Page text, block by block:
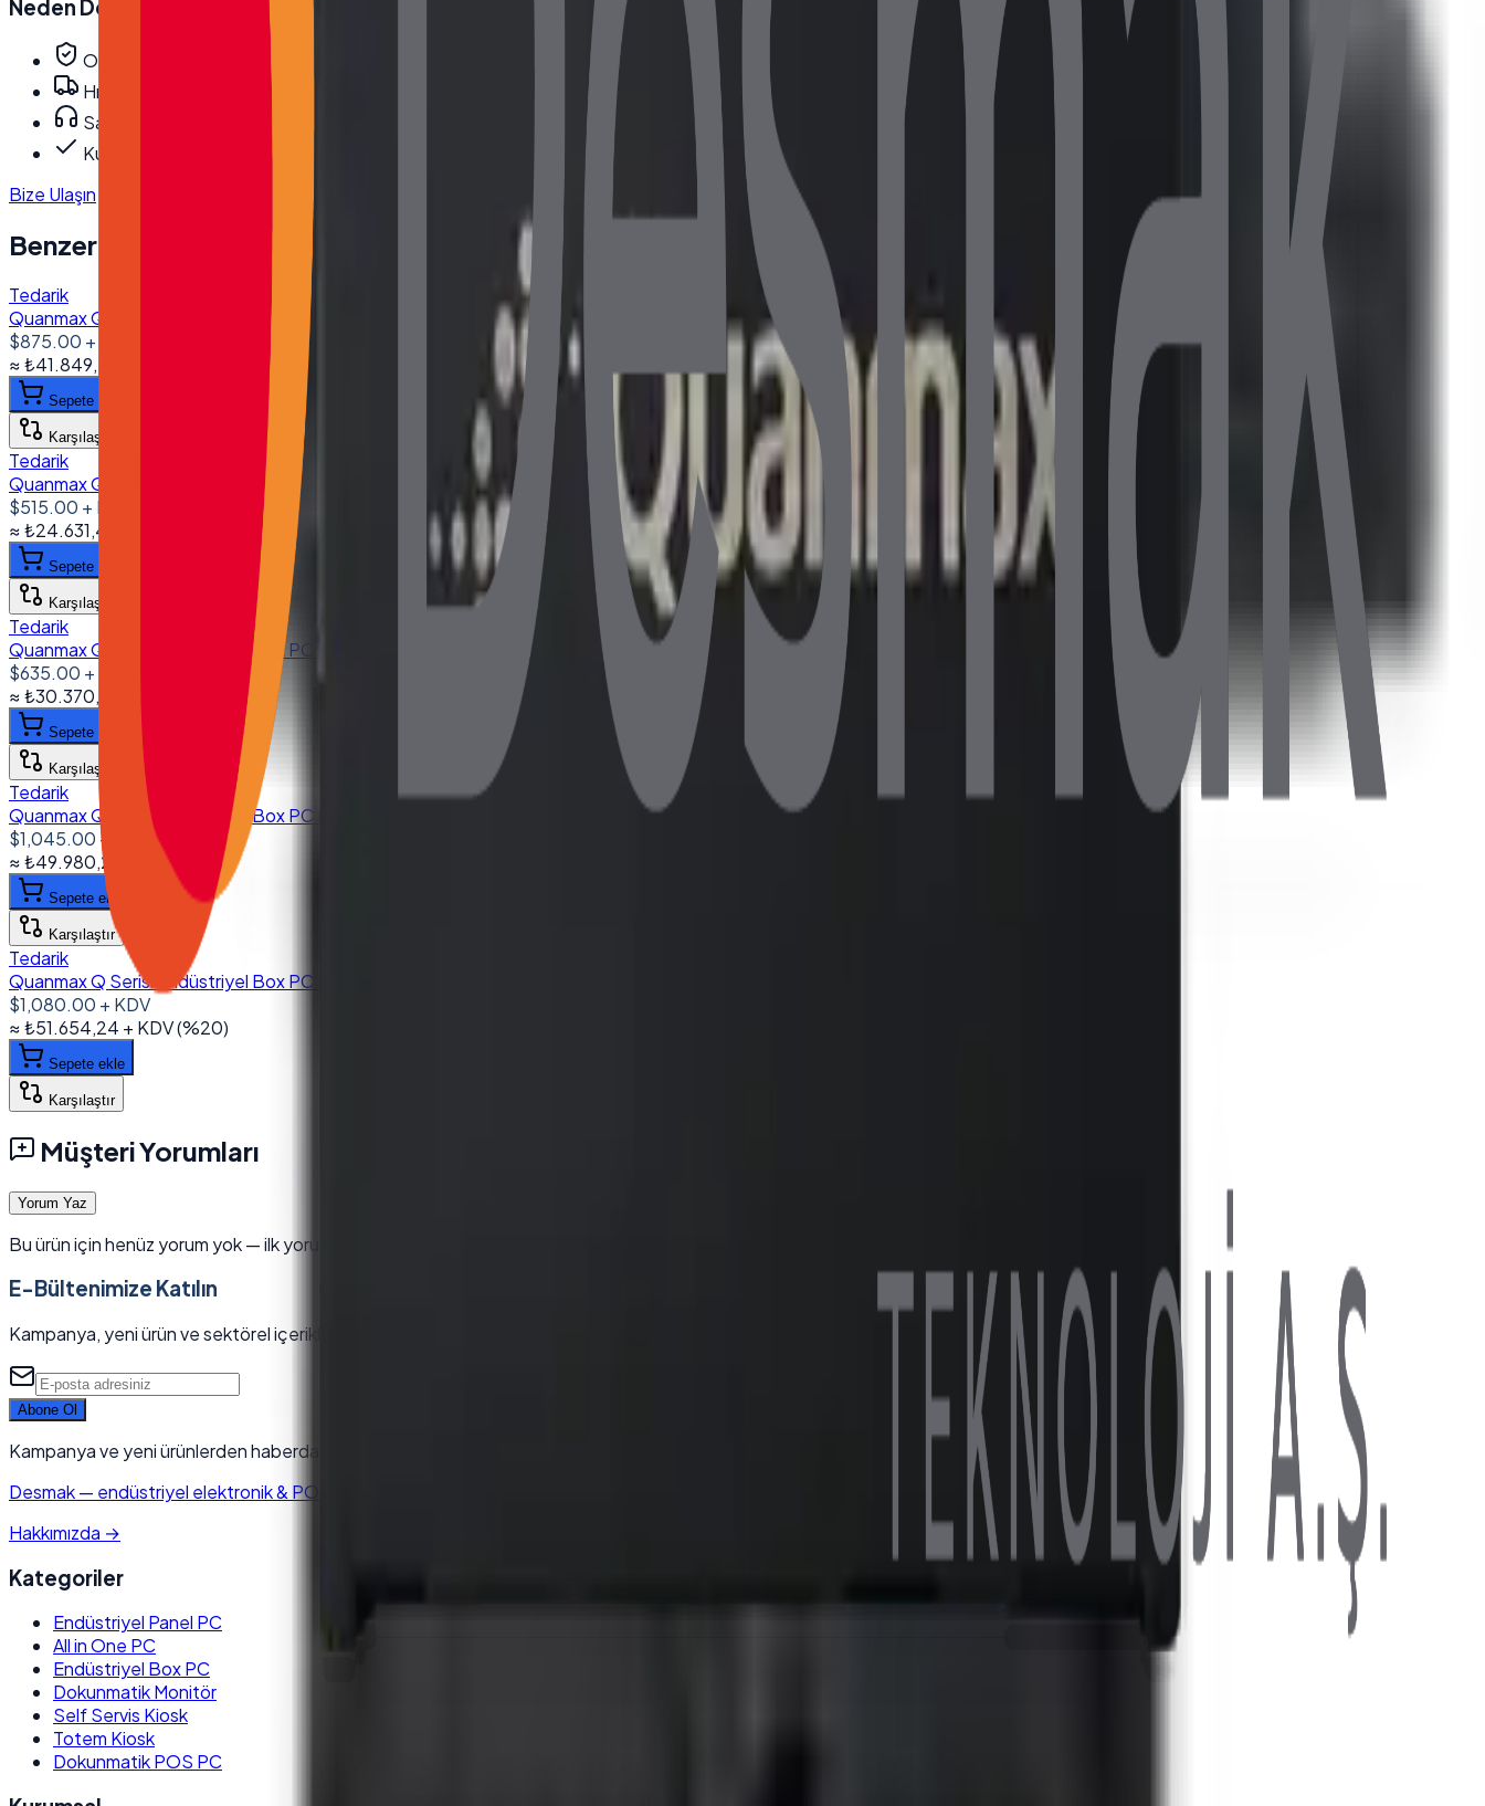
Neden Desmak
Orijinal, garantili ürün
Hızlı ve güvenli kargo
Satış öncesi/sonrası teknik destek
Kurumsal fatura · bayi fiyatları
Bize Ulaşın
Benzer Ürünler
Tedarik
Quanmax Q Serisi Endüstriyel Box PC I5 10310U 8GB DDR4 256GB NVMe SSD Wi-Fi
$875.00 + KDV
≈₺41.849,50
Sepete ekle
Karşılaştır
Tedarik
Quanmax Q Serisi Endüstriyel Box PC I5 4200U 8GB 256GB NVMe SSD Wi-Fi
$515.00 + KDV
≈₺24.631,42
Sepete ekle
Karşılaştır
Tedarik
Quanmax Q Serisi Endüstriyel Box PC i5 5200U 8 GB DDR3 256GB NVMe SSD Wi-Fi
$635.00 + KDV
≈₺30.370,78
Sepete ekle
Karşılaştır
Tedarik
Quanmax Q Serisi Endüstriyel Box PC I7 10710U 16GB DDR4 256GB NVMe SSD WI-FI
$1,045.00 + KDV
≈₺49.980,26 + KDV 20
Sepete ekle
Karşılaştır
Tedarik
Quanmax Q Serisi Endüstriyel Box PC I7 10710U 16GB DDR4 512GB NVMe SSD Dual Ethernet Wi-Fi
$1,080.00 + KDV
≈₺51.654,24 + KDV(%20)
Sepete ekle
Karşılaştır
Müşteri Yorumları
Yorum Yaz
Bu ürün için henüz yorum yok — ilk yorumu siz yazın.
E-Bültenimize Katılın
Kampanya, yeni ürün ve sektörel içeriklerden ilk siz haberdar olun.
Abone Ol
Kampanya ve yeni ürünlerden haberdar olun. Kaydolarak KVKK aydınlatma metnini kabul edersiniz.
Desmak— endüstriyel elektronik & POS sistemleri tedarikçisi. Kurumsal kalite, hızlı kargo, satış sonrası destek.
Hakkımızda →
Kategoriler
Endüstriyel Panel PC
All in One PC
Endüstriyel Box PC
Dokunmatik Monitör
Self Servis Kiosk
Totem Kiosk
Dokunmatik POS PC